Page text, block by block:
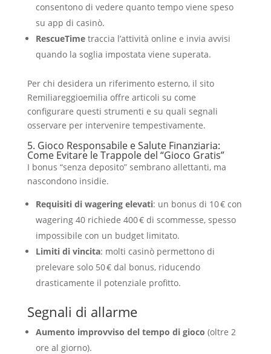
consentono di vedere quanto tempo viene speso
su app di casinò.
RescueTimetraccia l’attività online e invia avvisi
quando la soglia impostata viene superata.
Per chi desidera un riferimento esterno, il sito
Remiliareggioemilia offre articoli su come
configurare questi strumenti e su quali segnali
osservare per intervenire tempestivamente.
5. Gioco Responsabile e Salute Finanziaria:
Come Evitare le Trappole del “Gioco Gratis”
I bonus “senza deposito” sembrano allettanti, ma
nascondono insidie.
Requisiti di wagering elevati: un bonus di 10 € con
wagering 40 richiede 400 € di scommesse, spesso
impossibile con un budget limitato.
Limiti di vincita: molti casinò permettono di
prelevare solo 50 € dal bonus, riducendo
drasticamente il potenziale profitto.
Segnali di allarme
Aumento improvviso del tempo di gioco (oltre 2
ore al giorno).